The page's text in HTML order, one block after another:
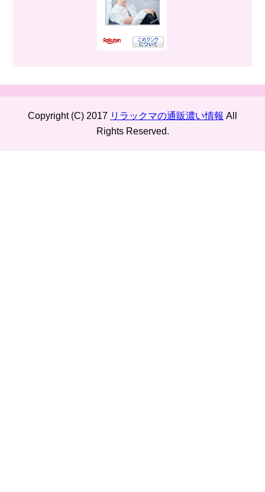
Copyright (C) 2017 リラックマの通販濃い情報 All
Rights Reserved.